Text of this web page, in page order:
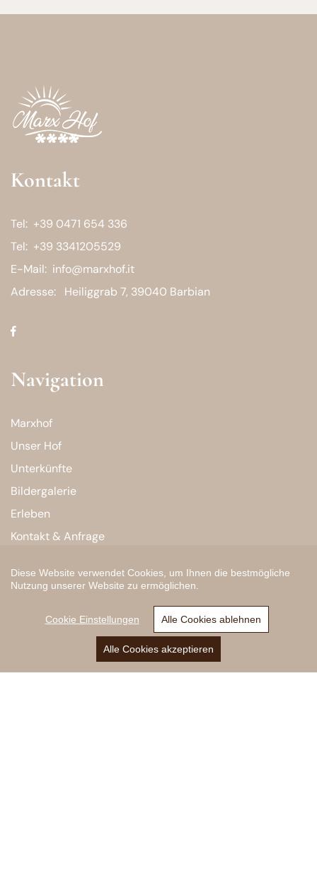
Diese Website verwendet Cookies, um Ihnen die bestmögliche
Nutzung unserer Website zu ermöglichen.
Cookie Einstellungen Alle Cookies ablehnen
Alle Cookies akzeptieren
E-Mail
Kontakt
Tel: +39 0471 654 336
Tel: +39 3341205529
E-Mail: info@marxhof.it
Adresse:
Heiliggrab 7, 39040 Barbian
Navigation
Marxhof
Unser Hof
Unterkünfte
Bildergalerie
Erleben
Kontakt & Anfrage
Privacy